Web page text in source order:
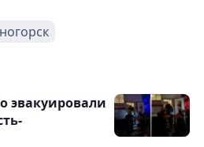
эвакуировали